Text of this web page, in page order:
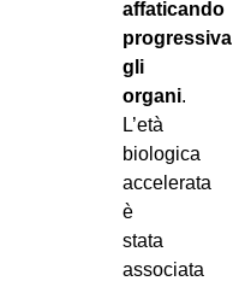
affaticando
gli
organi.
L’età
biologica
accelerata
è
stata
associata